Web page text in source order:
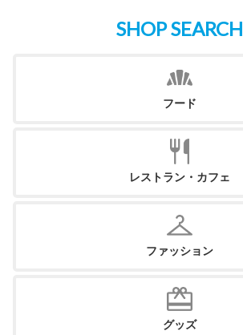
SHOP SEARCH
フード
レストラン・カフェ
ファッション
グッズ